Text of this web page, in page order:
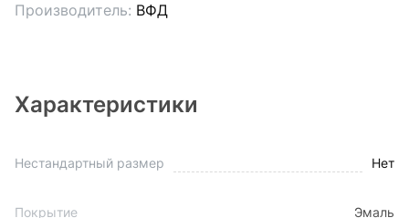
Производитель: ВФД
Характеристики
Нестандартный размер Нет
Покрытие Эмаль